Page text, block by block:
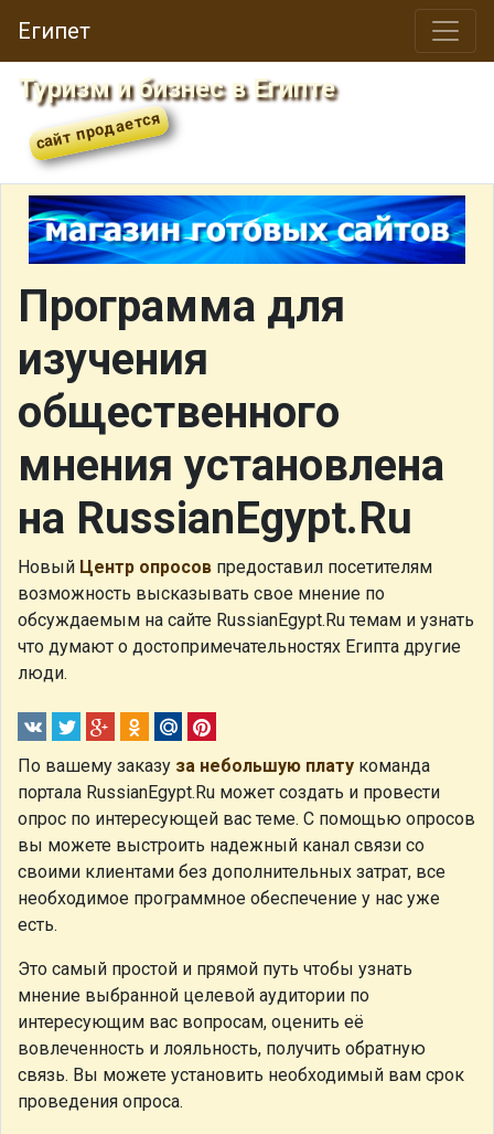
Египет
Туризм и бизнес в Египте
Программа для
изучения
общественного
мнения установлена
на RussianEgypt.Ru
Новый Центр опросов предоставил посетителям
возможность высказывать свое мнение по
обсуждаемым на сайте RussianEgypt.Ru темам и узнать
что думают о достопримечательностях Египта другие
люди.
По вашему заказу за небольшую плату команда
портала RussianEgypt.Ru может создать и провести
опрос по интересующей вас теме. С помощью опросов
вы можете выстроить надежный канал связи со
своими клиентами без дополнительных затрат, все
необходимое программное обеспечение у нас уже
есть.
Это самый простой и прямой путь чтобы узнать
мнение выбранной целевой аудитории по
интересующим вас вопросам, оценить её
вовлеченность и лояльность, получить обратную
связь. Вы можете установить необходимый вам срок
проведения опроса.